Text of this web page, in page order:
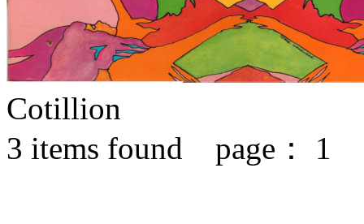
Cotillion
3 items found page： 1